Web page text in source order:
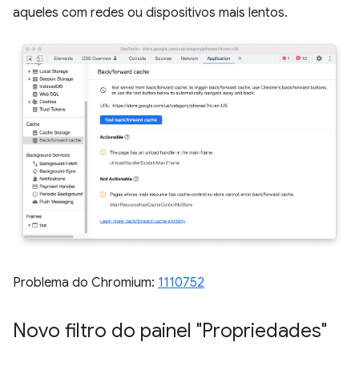
aqueles com redes ou dispositivos mais lentos.
Problema do Chromium: 1110752
Novo filtro do painel "Propriedades"